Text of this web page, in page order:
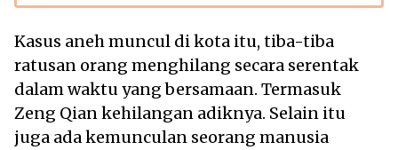
Kasus aneh muncul di kota itu, tiba-tiba
ratusan orang menghilang secara serentak
dalam waktu yang bersamaan. Termasuk
Zeng Qian kehilangan adiknya. Selain itu
juga ada kemunculan seorang manusia